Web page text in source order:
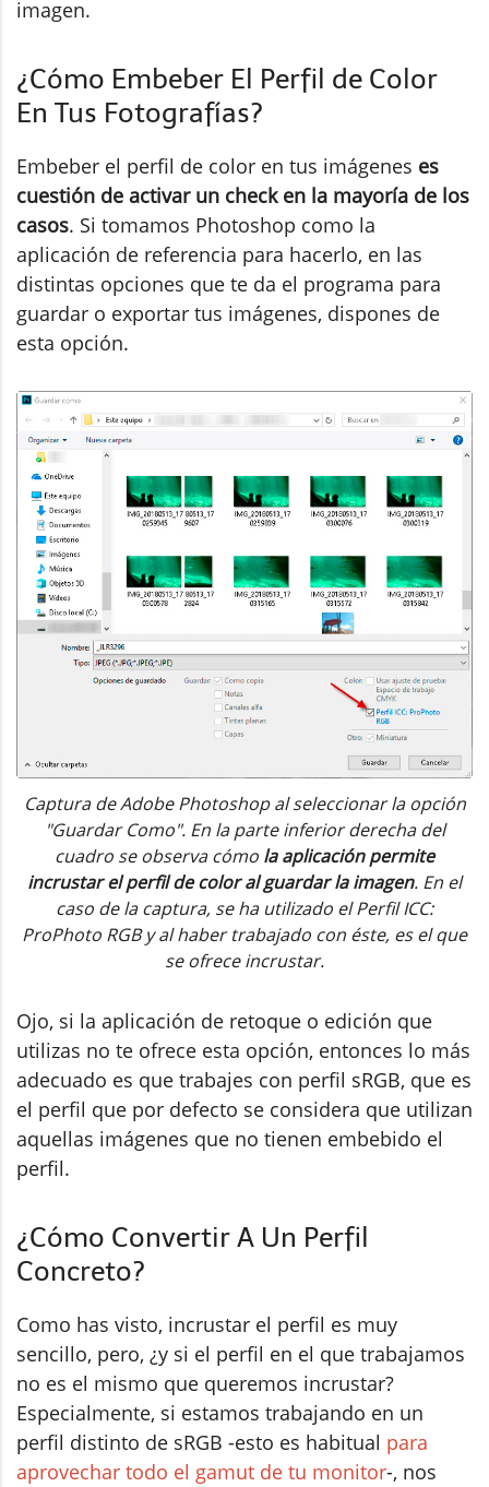
imagen.
¿Cómo Embeber El Perfil de Color
En Tus Fotografías?
Embeber el perfil de color en tus imágenes es
cuestión de activar un check en la mayoría de los
casos. Si tomamos Photoshop como la
aplicación de referencia para hacerlo, en las
distintas opciones que te da el programa para
guardar o exportar tus imágenes, dispones de
esta opción.
Captura de Adobe Photoshop al seleccionar la opción
"Guardar Como". En la parte inferior derecha del
cuadro se observa cómo la aplicación permite
incrustar el perfil de color al guardar la imagen. En el
caso de la captura, se ha utilizado el Perfil ICC:
ProPhoto RGB y al haber trabajado con éste, es el que
se ofrece incrustar.
Ojo, si la aplicación de retoque o edición que
utilizas no te ofrece esta opción, entonces lo más
adecuado es que trabajes con perfil sRGB, que es
el perfil que por defecto se considera que utilizan
aquellas imágenes que no tienen embebido el
perfil.
¿Cómo Convertir A Un Perfil
Concreto?
Como has visto, incrustar el perfil es muy
sencillo, pero, ¿y si el perfil en el que trabajamos
no es el mismo que queremos incrustar?
Especialmente, si estamos trabajando en un
perfil distinto de sRGB -esto es habitual para
aprovechar todo el gamut de tu monitor-, nos